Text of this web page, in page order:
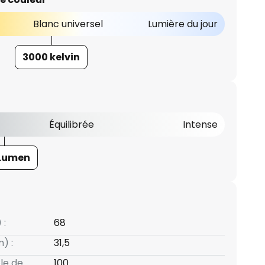
Blanc universel Lumière du jour
3000 kelvin
Équilibrée Intense
:
68
:
31,5